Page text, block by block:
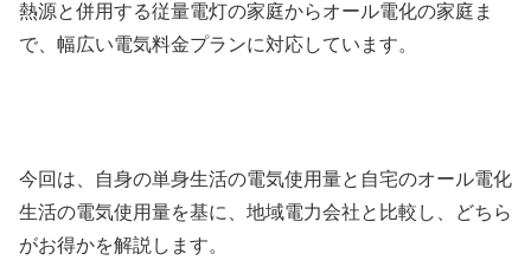
熱源と併用する従量電灯の家庭からオール電化の家庭ま
で、幅広い電気料金プランに対応しています。
今回は、自身の単身生活の電気使用量と自宅のオール電化
生活の電気使用量を基に、地域電力会社と比較し、どちら
がお得かを解説します。